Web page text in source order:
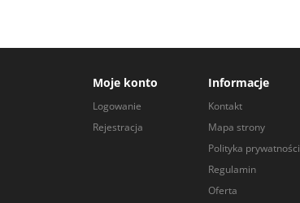
Moje konto
Logowanie
Rejestracja
Informacje
Kontakt
Mapa strony
Polityka prywatności
Regulamin
Oferta